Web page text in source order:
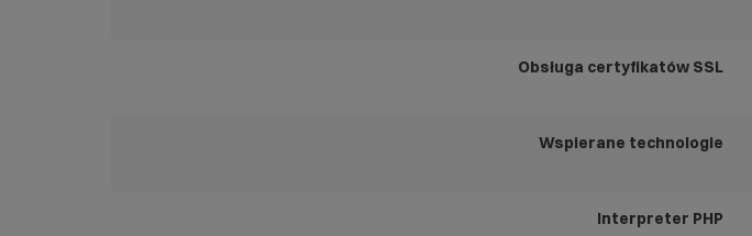
Obsługa certyfikatów SSL
Wspierane technologie
Interpreter PHP